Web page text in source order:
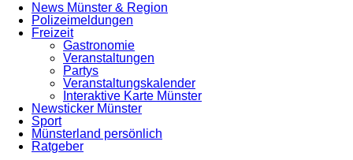
News Münster & Region
Polizeimeldungen
Freizeit
Gastronomie
Veranstaltungen
Partys
Veranstaltungskalender
Interaktive Karte Münster
Newsticker Münster
Sport
Münsterland persönlich
Ratgeber